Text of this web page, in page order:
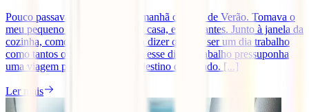
Pouco passava das 7h, de uma manhã de final de Verão. Tomava o
meu pequeno almoço, na minha casa, em Abrantes. Junto à janela da
cozinha, como é hábito. Poderia dizer que iria ser um dia trabalho
como tantos outros. Mesmo que esse dia de trabalho pressuponha
uma viagem para um qualquer destino do mundo. [...]
Ler mais